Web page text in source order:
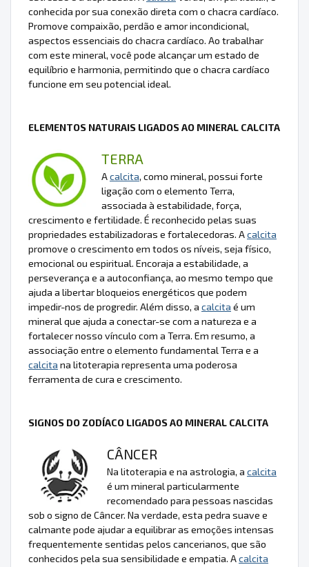
conhecida por sua conexão direta com o chacra cardíaco.
Promove compaixão, perdão e amor incondicional,
aspectos essenciais do chacra cardíaco. Ao trabalhar
com este mineral, você pode alcançar um estado de
equilíbrio e harmonia, permitindo que o chacra cardíaco
funcione em seu potencial ideal.
ELEMENTOS NATURAIS LIGADOS AO MINERAL CALCITA
TERRA
Acalcita, como mineral, possui forte
ligação com o elemento Terra,
associada à estabilidade, força,
crescimento e fertilidade. É reconhecido pelas suas
propriedades estabilizadoras e fortalecedoras. Acalcita
promove o crescimento em todos os níveis, seja físico,
emocional ou espiritual. Encoraja a estabilidade, a
perseverança e a autoconfiança, ao mesmo tempo que
ajuda a libertar bloqueios energéticos que podem
impedir-nos de progredir. Além disso, a calcita é um
mineral que ajuda a conectar-se com a natureza e a
fortalecer nosso vínculo com a Terra. Em resumo, a
associação entre o elemento fundamental Terra e a
calcita na litoterapia representa uma poderosa
ferramenta de cura e crescimento.
SIGNOS DO ZODÍACO LIGADOS AO MINERAL CALCITA
CÂNCER
Na litoterapia e na astrologia, a calcita
é um mineral particularmente
recomendado para pessoas nascidas
sob o signo de Câncer. Na verdade, esta pedra suave e
calmante pode ajudar a equilibrar as emoções intensas
frequentemente sentidas pelos cancerianos, que são
conhecidos pela sua sensibilidade e empatia. Acalcita